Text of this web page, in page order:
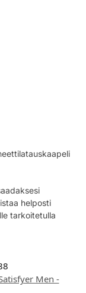
helposti
tarkoitetulla
Men -